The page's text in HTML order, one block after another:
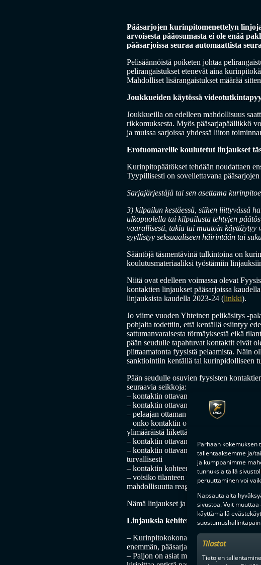
Parhaan
tallentaaksemme ja/
ja kumppanimme
tunnuksia tällä
peruuttaminen voi
Napsauta alta
sivustoa. Voit
käyttämällä
Tilastot
Tietojen
Pääsarjojen kurinpitomenettelyn
arvoisesta pääosumasta ei ole enää
pääsarjoissa seuraa automaattista
Pelisäännöistä poiketen johtaa
pelirangaistukset etenevät aina
Mahdolliset lisärangaistukset määrää
Joukkueiden käytössä
Joukkueilla on edelleen mahdollisuus
rikkomuksesta. Myös pääsarjapäällikkö
ja muissa sarjoissa yhdessä liiton
Erotuomareille koulutetut linjaukset
Kurinpitopäätökset tehdään noudattaen
Tyypillisesti on sovellettavana
Sarjajärjestäjä tai sen asettama
3) kilpailun kestäessä, siihen liittyvässä
ulkopuolella tai kilpailusta tehtyjen
vaarallisesti, takia tai muutoin käyttäytyy
syyllistyy seksuaaliseen häirintään tai
Sääntöjä täsmentävinä tulkintoina on
koulutusmateriaaliksi työstämiin
Niitä ovat edelleen voimassa olevat
kontaktien linjaukset pääsarjoissa
linjauksista kaudella 2023-24 (linkki).
Jo viime vuoden Yhteinen pelikäsitys -
pohjalta todettiin, että kentällä esiintyy
sattumanvaraisesta törmäyksestä eikä
pään seudulle tapahtuvat kontaktit eivät
piittaamatonta fyysistä pelaamista. Näin
sanktiointiin kentällä tai kurinpidolliseen
Pään seudulle osuvien fyysisten
seuraavia seikkoja:
– kontaktin ottavan pelaajan vauhti
– kontaktin ottavan pelaajan tulokulma
– pelaajan ottaman kontaktin kohdistus
– onko kontaktin ottavan pelaajan
ylimääräistä liikettä
– kontaktin ottavan pelaajan käsien
– kontaktin ottavan pelaajan pallofokus/
turvallisesti
– kontaktin kohteen liike ja asento
– voisiko tilanteen pelata turvallisesti/
mahdollisuutta reagoida vastustajan
Nämä linjaukset ja tiedostot ovat helposti
Linjauksia kehitetään ja aikaistetaan
– Kurinpitokokonaisuus on todella tärkeä
enemmän, pääsarjapäällikköJoni Toivola
– Paljon on asiat menneet eteenpäin,